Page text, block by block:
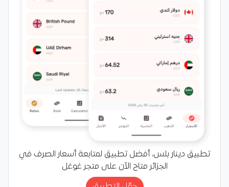
تطبيق دينار بلس، أفضل تطبيق لمتابعة أسعار الصرف في
الجزائر متاح الآن على متجر غوغل